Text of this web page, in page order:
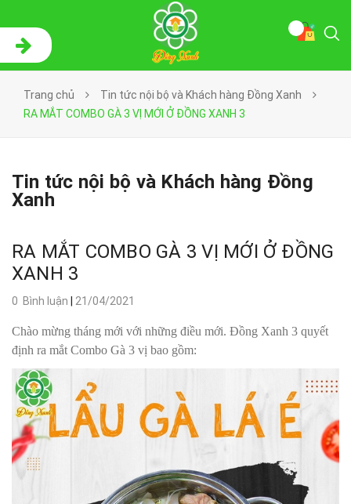
Trang chủ
Tin tức nội bộ và Khách hàng Đồng Xanh
RA MẮT COMBO GÀ 3 VỊ MỚI Ở ĐỒNG XANH 3
Tin tức nội bộ và Khách hàng Đồng
Xanh
RA MẮT COMBO GÀ 3 VỊ MỚI Ở ĐỒNG
XANH 3
0 Bình luận 21/04/2021
Chào mừng tháng mới với những điều mới. Đồng Xanh 3 quyết
định ra mắt Combo Gà 3 vị bao gồm: